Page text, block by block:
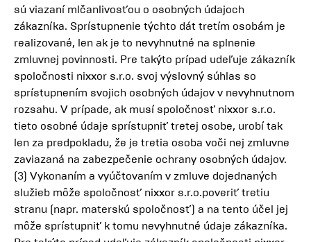
sú viazaní mlčanlivosťou o osobných údajoch
zákazníka. Sprístupnenie týchto dát tretím osobám je
realizované, len ak je to nevyhnutné na splnenie
zmluvnej povinnosti. Pre takýto prípad udeľuje zákazník
spoločnosti nixxor s.r.o. svoj výslovný súhlas so
sprístupnením svojich osobných údajov v nevyhnutnom
rozsahu. V prípade, ak musí spoločnosť nixxor s.r.o.
tieto osobné údaje sprístupniť tretej osobe, urobí tak
len za predpokladu, že je tretia osoba voči nej zmluvne
zaviazaná na zabezpečenie ochrany osobných údajov.
(3) Vykonaním a vyúčtovaním v zmluve dojednaných
služieb môže spoločnosť nixxor s.r.o.poveriť tretiu
stranu (napr. materskú spoločnosť) a na tento účel jej
môže sprístupniť k tomu nevyhnutné údaje zákazníka.